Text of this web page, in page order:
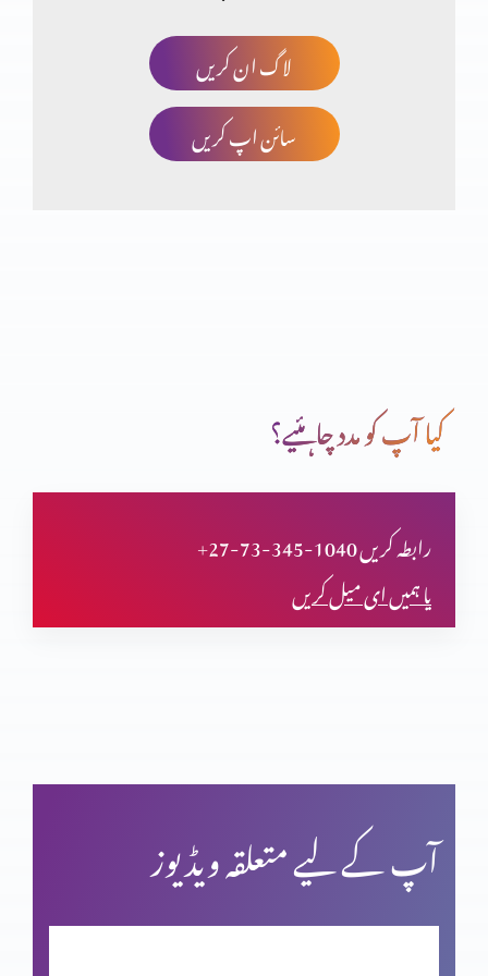
خدا کا منضوبہ
دعا (حصہ اول)
مسیحی مردم شماری اور ہماری زمہ داری
بائبل کی صداقت اور حقّانیَّت (حصہ 3)
لاگ ان کریں
سائن اپ کریں
کیا آپ کو مدد چاہئیے؟
+27-73-345-1040 رابطہ کریں
یا ہمیں ای میل کریں
آپ کے لیے متعلقہ ویڈیوز